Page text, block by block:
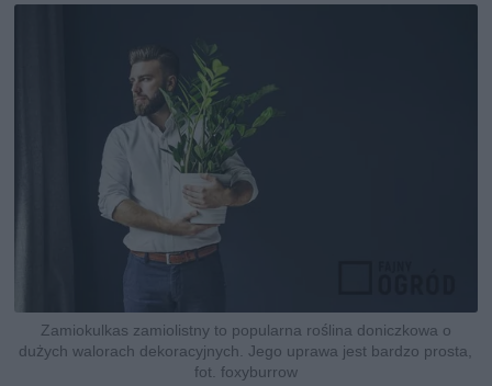
Zamiokulkas zamiolistny to popularna roślina doniczkowa o
dużych walorach dekoracyjnych. Jego uprawa jest bardzo prosta,
fot. foxyburrow